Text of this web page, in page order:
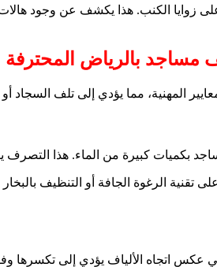
زوايا الكنب. هذا يكشف عن وجود
مساجد بالرياض المحترفة
المهنية، مما يؤدي إلى تلف السجاد
بكميات كبيرة من الماء. هذا التصرف
على تقنية الرغوة الجافة أو التنظيف
عكس اتجاه الألياف يؤدي إلى تكسرها